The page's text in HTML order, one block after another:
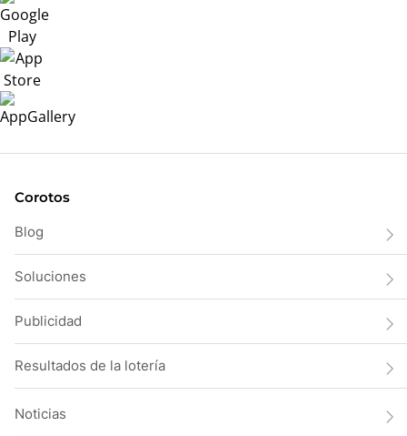
Corotos
Blog
Soluciones
Publicidad
Resultados de la lotería
Noticias